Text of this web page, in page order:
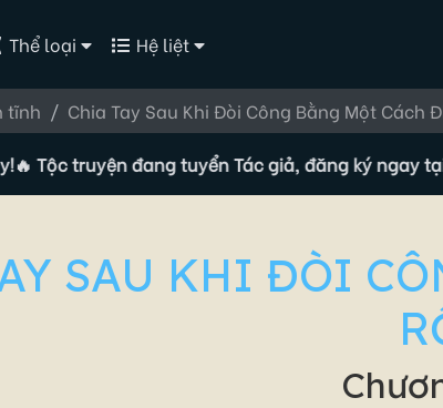
Thể loại Hệ liệt
tĩnh Chia Tay Sau Khi Đòi Công Bằng Một Cách
truyện đang tuyển Tác giả, đăng ký ngay tại đây!
SAU KHI ĐÒI